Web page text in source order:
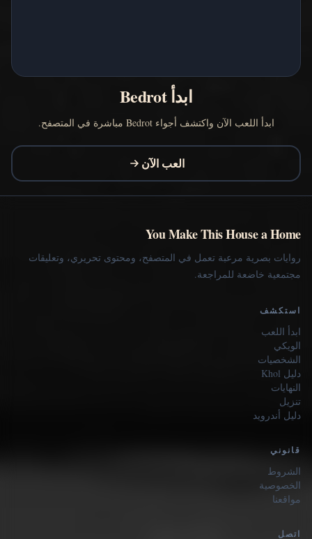
ابدأ Bedrot
ابدأ اللعب الآن واكتشف أجواء Bedrot مباشرة في المتصفح.
العب الآن
You Make This House a Home
روايات بصرية مرعبة تعمل في المتصفح، ومحتوى تحريري، وتعليقات
مجتمعية خاضعة للمراجعة.
استكشف
ابدأ اللعب
الويكي
الشخصيات
دليل Khol
النهايات
تنزيل
دليل أندرويد
قانوني
الشروط
الخصوصية
مواقعنا
اتصل